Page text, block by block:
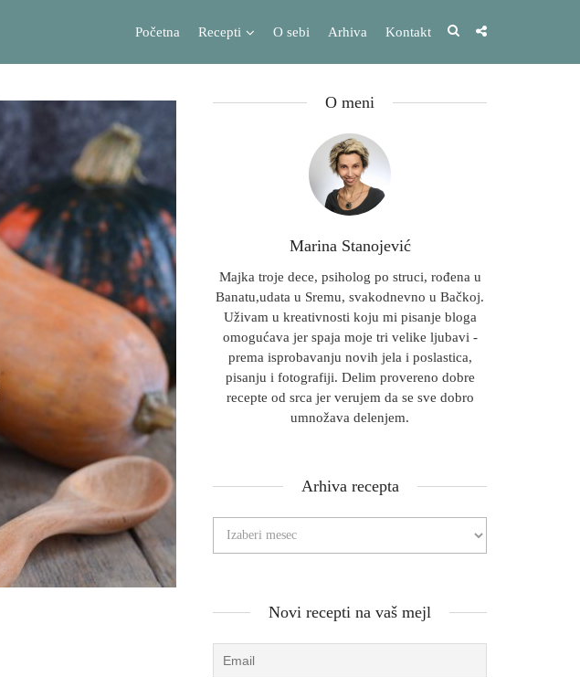
Početna Recepti O sebi Arhiva Kontakt
O meni
Marina Stanojević
Majka troje dece, psiholog po struci, rođena u
Banatu,udata u Sremu, svakodnevno u Bačkoj.
Uživam u kreativnosti koju mi pisanje bloga
omogućava jer spaja moje tri velike ljubavi -
prema isprobavanju novih jela i poslastica,
pisanju i fotografiji. Delim provereno dobre
recepte od srca jer verujem da se sve dobro
umnožava delenjem.
Arhiva recepta
Novi recepti na vaš mejl